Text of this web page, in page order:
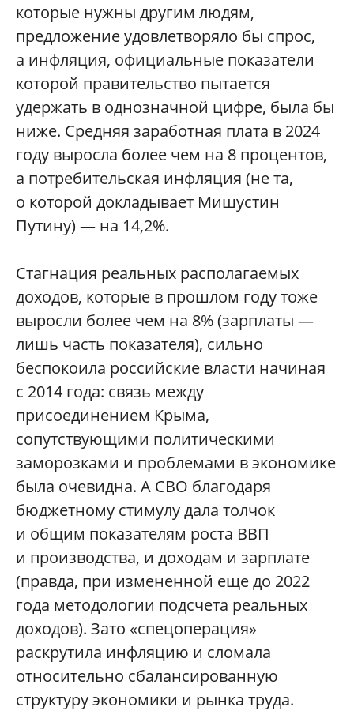
которые нужны другим людям,
предложение удовлетворяло бы спрос,
а инфляция, официальные показатели
которой правительство пытается
удержать в однозначной цифре, была бы
ниже. Средняя заработная плата в 2024
году выросла более чем на 8 процентов,
а потребительская инфляция (не та,
о которой докладывает Мишустин
Путину) — на 14,2%.
Стагнация реальных располагаемых
доходов, которые в прошлом году тоже
выросли более чем на 8% (зарплаты —
лишь часть показателя), сильно
беспокоила российские власти начиная
с 2014 года: связь между
присоединением Крыма,
сопутствующими политическими
заморозками и проблемами в экономике
была очевидна. А СВО благодаря
бюджетному стимулу дала толчок
и общим показателям роста ВВП
и производства, и доходам и зарплате
(правда, при измененной еще до 2022
года методологии подсчета реальных
доходов). Зато «спецоперация»
раскрутила инфляцию и сломала
относительно сбалансированную
структуру экономики и рынка труда.